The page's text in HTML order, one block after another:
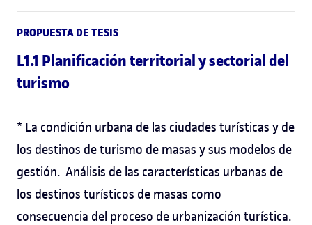
PROPUESTA DE TESIS
L1.1 Planificación territorial y sectorial del
turismo
* La condición urbana de las ciudades turísticas y de
los destinos de turismo de masas y sus modelos de
gestión. Análisis de las características urbanas de
los destinos turísticos de masas como
consecuencia del proceso de urbanización turística.